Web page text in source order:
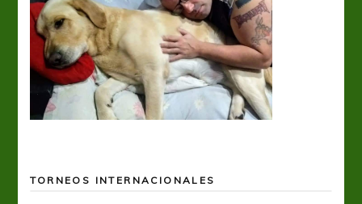
TORNEOS INTERNACIONALES